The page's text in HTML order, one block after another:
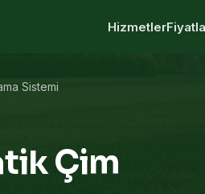
Hizmetler
Sistemi
Çim